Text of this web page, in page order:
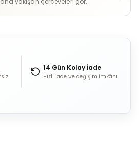
14 Gün Kolay İade
Hızlı iade ve değişim imkânı